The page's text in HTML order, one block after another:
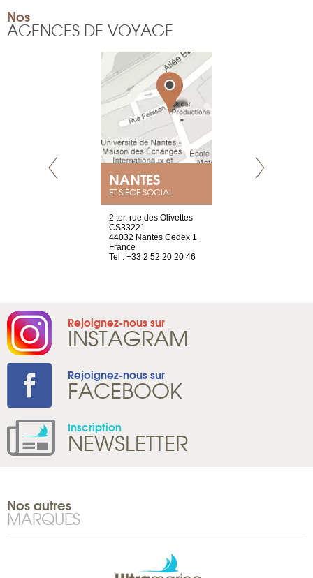
Nos
AGENCES DE VOYAGE
NANTES
ET SIÈGE SOCIAL
2 ter, rue des Olivettes
CS33221
44032 Nantes Cedex 1
France
Tel : +33 2 52 20 20 46
Rejoignez-nous sur
INSTAGRAM
Rejoignez-nous sur
FACEBOOK
Inscription
NEWSLETTER
Nos autres
MARQUES